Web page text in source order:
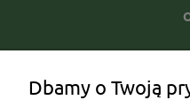
Dbamy o Twoją